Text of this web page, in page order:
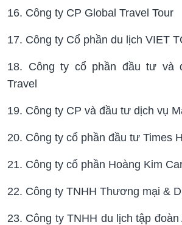
16. Công ty CP Global Travel Tour
17. Công ty Cổ phần du lịch VIET
18. Công ty cổ phần đầu tư và
Travel
19. Công ty CP và đầu tư dịch vụ
20. Công ty cổ phần đầu tư Times
21. Công ty cổ phần Hoàng Kim
22. Công ty TNHH Thương mại &
23. Công ty TNHH du lịch tập